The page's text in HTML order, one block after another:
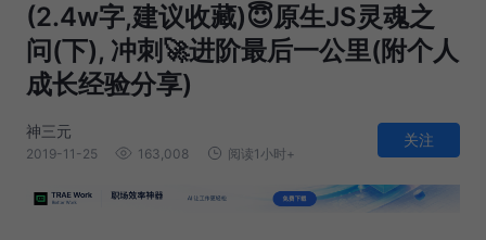
(2.4w字,建议收藏)😇原生JS灵魂之
问(下), 冲刺🚀进阶最后一公里(附个人
成长经验分享)
神三元
2019-11-25 163,008 阅读1小时+
关注